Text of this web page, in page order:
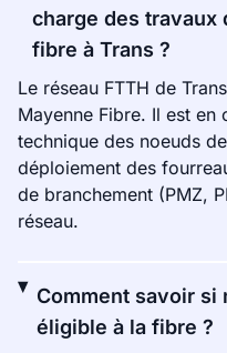
charge des travaux
fibre à Trans ?
Le réseau FTTH de
Mayenne Fibre. Il est en
technique des noeuds
déploiement des
de branchement (PMZ,
réseau.
Comment savoir si
éligible à la fibre ?